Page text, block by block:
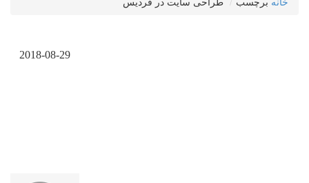
خانه برچسب طراحی سایت در فردیس
2018-08-29